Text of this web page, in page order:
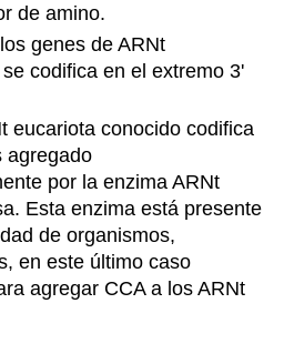
de amino.
genes de ARNt
codifica en el extremo 3'
eucariota conocido codifica
agregado
por la enzima ARNt
Esta enzima está presente
de organismos,
en este último caso
agregar CCA a los ARNt